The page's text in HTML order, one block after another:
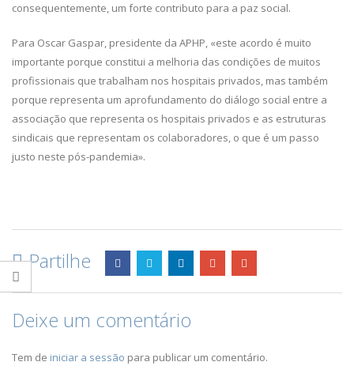
consequentemente, um forte contributo para a paz social.
Para Oscar Gaspar, presidente da APHP, «este acordo é muito
importante porque constitui a melhoria das condições de muitos
profissionais que trabalham nos hospitais privados, mas também
porque representa um aprofundamento do diálogo social entre a
associação que representa os hospitais privados e as estruturas
sindicais que representam os colaboradores, o que é um passo
justo neste pós-pandemia».
Partilhe
Deixe um comentário
Tem de iniciar a sessão para publicar um comentário.